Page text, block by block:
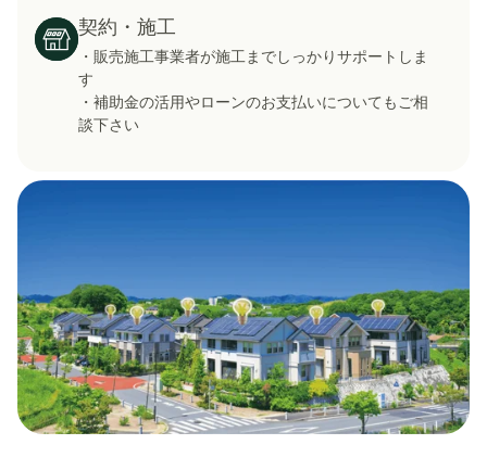
契約・施工
・販売施工事業者が施工までしっかりサポートしま
す
・補助金の活用やローンのお支払いについてもご相
談下さい